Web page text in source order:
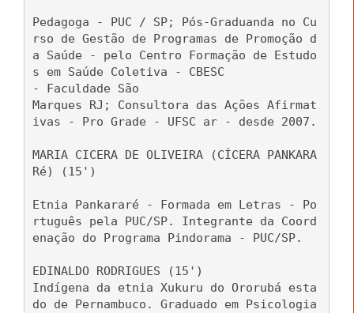
Pedagoga - PUC / SP; Pós-Graduanda no Cu
rso de Gestão de Programas de Promoção d
a Saúde - pelo Centro Formação de Estudo
s em Saúde Coletiva - CBESC
- Faculdade São
Marques RJ; Consultora das Ações Afirmat
ivas - Pro Grade - UFSC ar - desde 2007.
MARIA CICERA DE OLIVEIRA (CÍCERA PANKARA
Ré) (15')
Etnia Pankararé - Formada em Letras - Po
rtuguês pela PUC/SP. Integrante da Coord
enação do Programa Pindorama - PUC/SP.
EDINALDO RODRIGUES (15')
Indígena da etnia Xukuru do Ororubá esta
do de Pernambuco. Graduado em Psicologia